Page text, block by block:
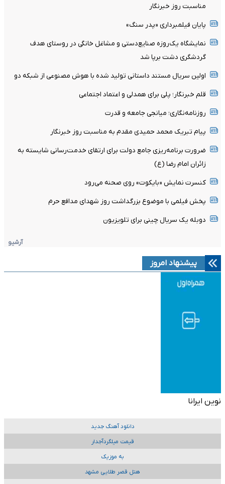
مناسبت روز خبرنگار
پایان فیلمبرداری «پدر سنگ»
نمایشگاه یک‌روزه صنایع‌دستی و مشاغل خانگی در روستای هدف
گردشگری دشت برپا شد
اولین سریال مستند داستانی تولید شده با هوش مصنوعی از شبکه دو
قلم خبرنگار؛ پلی برای همدلی و اعتماد اجتماعی
روزنامه‌نگاری؛ میانجی جامعه و قدرت
پیام تبریک محمد حمیدی مقدم به مناسبت روز خبرنگار
ضرورت برنامه‌ریزی جامع دولت برای ارتقای خدمت‌رسانی شایسته به
زائران امام رضا (ع)
کنسرت نمایش «بایکوت» روی صحنه می‌رود
پخش فیلمی با موضوع بزرگداشت روز شهدای مدافع حرم
دوبله یک سریال چینی برای تلویزیون
آرشیو
پیشنهاد امروز
نوین ایرانا
دانلود آهنگ جدید
قیمت میلگردآجدار
به موزیک
هتل قصر طلایی مشهد